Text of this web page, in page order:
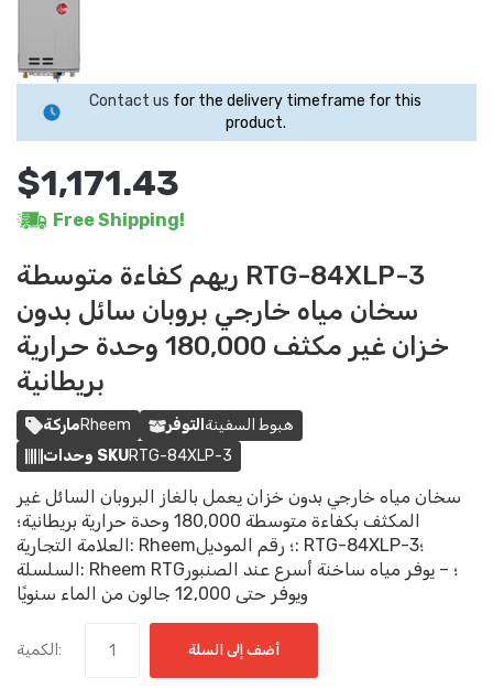
Contact us for the delivery timeframe for this
product.
$1,171.43
Free Shipping!
ريهم كفاءة متوسطة RTG-84XLP-3
سخان مياه خارجي بروبان سائل بدون
خزان غير مكثف 180,000 وحدة حرارية
بريطانية
ماركةRheem التوفرهبوط السفينة
وحدات SKURTG-84XLP-3
سخان مياه خارجي بدون خزان يعمل بالغاز البروبان السائل غير
المكثف بكفاءة متوسطة 180,000 وحدة حرارية بريطانية؛
العلامة التجارية: Rheem؛ رقم الموديل: RTG-84XLP-3؛
السلسلة: Rheem RTG؛ – يوفر مياه ساخنة أسرع عند الصنبور
ويوفر حتى 12,000 جالون من الماء سنويًا
الكمية: أضف إلى السلة